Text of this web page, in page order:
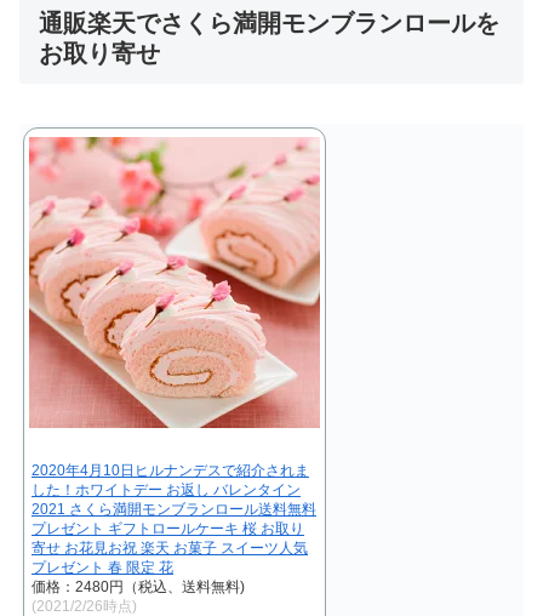
通販楽天でさくら満開モンブランロールを
お取り寄せ
2020年4月10日ヒルナンデスで紹介されま
した！ホワイトデー お返し バレンタイン
2021 さくら満開モンブランロール送料無料
プレゼント ギフトロールケーキ 桜 お取り
寄せ お花見お祝 楽天 お菓子 スイーツ人気
プレゼント 春 限定 花
価格：2480円（税込、送料無料)
(2021/2/26時点)